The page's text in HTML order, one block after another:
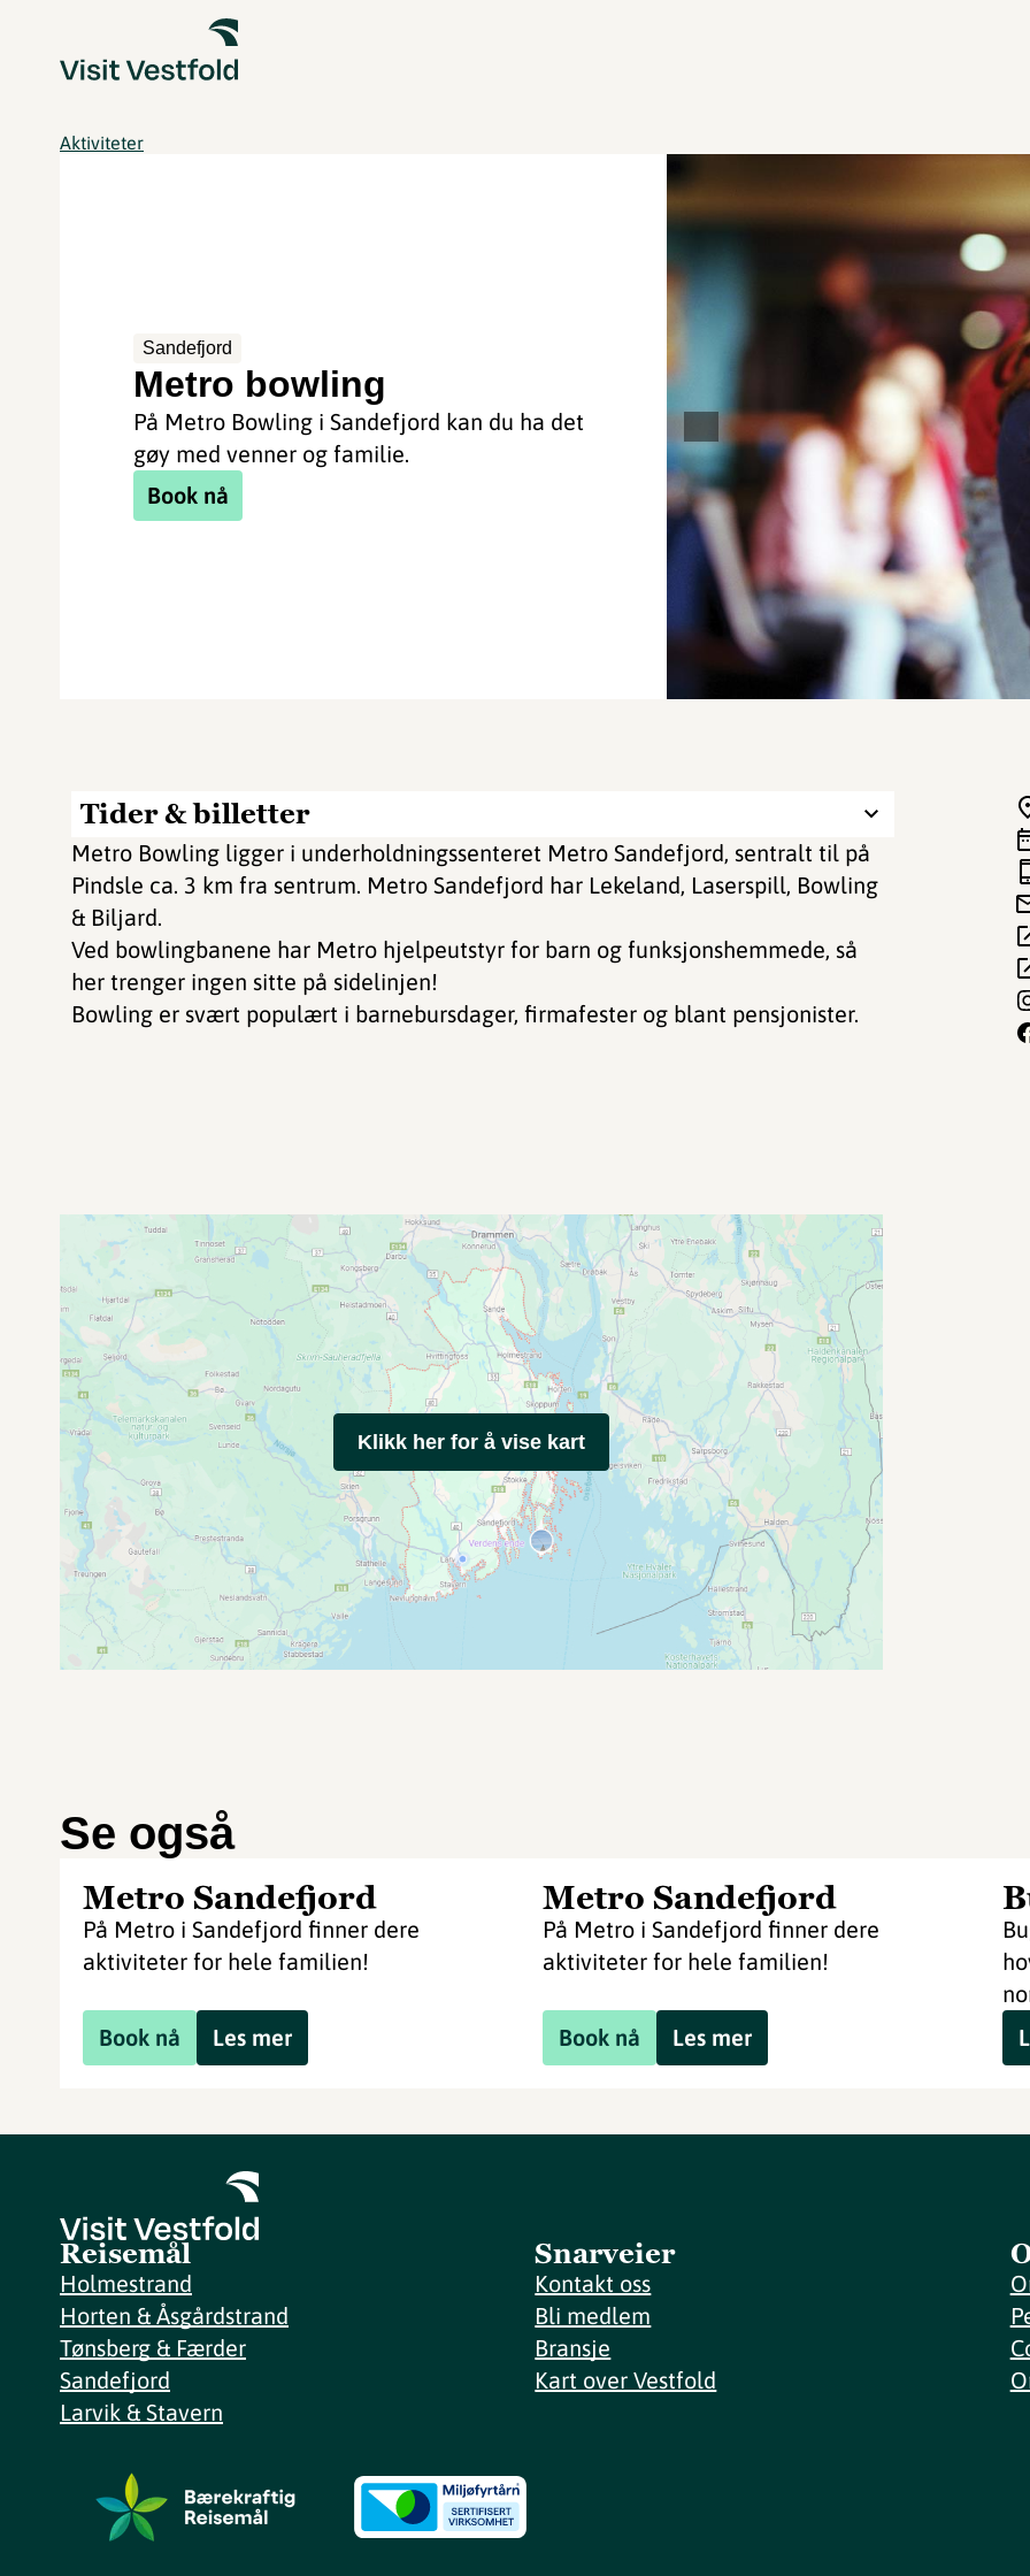
Aktiviteter
Sandefjord
Metro bowling
På Metro Bowling i Sandefjord kan du ha det
gøy med venner og familie.
Book nå
Tider & billetter
​​​​​Metro Bowling ligger i underholdningssenteret Metro Sandefjord, sentralt til på
Pindsle ca. 3 km fra sentrum. Metro Sandefjord har Lekeland, Laserspill, Bowling
& Biljard.
Ved bowlingbanene har Metro hjelpeutstyr for barn og funksjonshemmede, så
her trenger ingen sitte på sidelinjen!
Bowling er svært populært i barnebursdager, firmafester og blant pensjonister.
Klikk her for å vise kart
Se også
Metro Sandefjord
På Metro i Sandefjord finner dere
aktiviteter for hele familien!
Book nå Les mer
Metro Sandefjord
På Metro i Sandefjord finner dere
aktiviteter for hele familien!
Book nå Les mer
Reisemål
Holmestrand
Horten & Åsgårdstrand
Tønsberg & Færder
Sandefjord
Larvik & Stavern
Snarveier
Kontakt oss
Bli medlem
Bransje
Kart over Vestfold